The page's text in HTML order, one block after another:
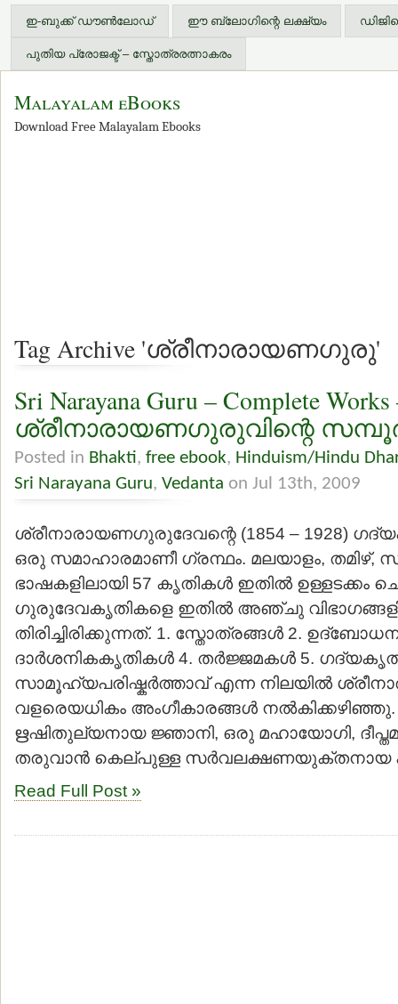
ഇ-ബുക്ക് ഡൗണ്‍ലോഡ് ഈ ബ്ലോഗിന്റെ ലക്ഷ്യം
പുതിയ പ്രോജക്ട് – സ്തോത്രരത്നാകരം
Malayalam eBooks
Download Free Malayalam Ebooks
Tag Archive 'ശ്രീനാരായണഗുരു'
Sri Narayana Guru – Complete
ശ്രീനാരായണഗുരുവിന്റെ
Posted in Bhakti, free ebook, Hinduism/Hindu
Sri Narayana Guru, Vedanta on Jul 13th, 2009
ശ്രീനാരായണഗുരുദേവന്റെ (1854 – 1928)
ഒരു സമാഹാരമാണീ ഗ്രന്ഥം. മലയാളം, തമിഴ്,
ഭാഷകളിലായി 57 കൃതികള്‍ ഇതില്‍ ഉള്ളടക്കം
ഗുരുദേവകൃതികളെ ഇതില്‍ അഞ്ചു
തിരിച്ചിരിക്കുന്നത്. 1. സ്തോത്രങ്ങള്‍ 2.
ദാര്‍ശനികകൃതികള്‍ 4. തര്‍ജ്ജമകള്‍ 5.
സാമൂഹ്യപരിഷ്കര്‍ത്താവ്‌ എന്ന നിലയില്‍
വളരെയധികം അംഗീകാരങ്ങള്‍
ഋഷിതുല്യനായ ജ്ഞാനി, ഒരു മഹായോഗി,
തരുവാന്‍ കെല്പുള്ള സര്‍വലക്ഷണയുക്തനായ
Read Full Post »